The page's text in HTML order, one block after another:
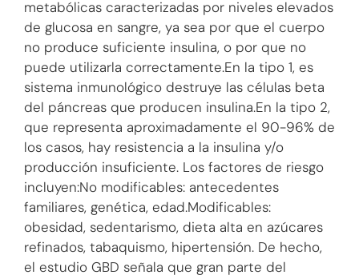
metabólicas caracterizadas por niveles elevados
de glucosa en sangre, ya sea por que el cuerpo
no produce suficiente insulina, o por que no
puede utilizarla correctamente.En la tipo 1, es
sistema inmunológico destruye las células beta
del páncreas que producen insulina.En la tipo 2,
que representa aproximadamente el 90-96% de
los casos, hay resistencia a la insulina y/o
producción insuficiente. Los factores de riesgo
incluyen:No modificables: antecedentes
familiares, genética, edad.Modificables:
obesidad, sedentarismo, dieta alta en azúcares
refinados, tabaquismo, hipertensión. De hecho,
el estudio GBD señala que gran parte del